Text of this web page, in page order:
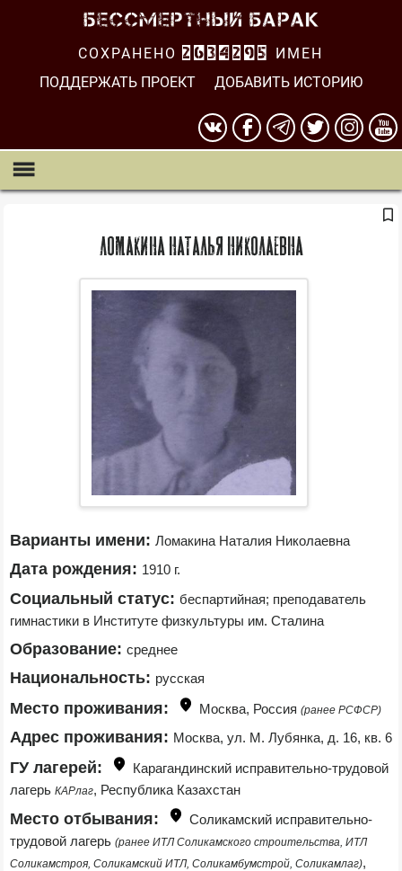
СОХРАНЕНО 2634296
ИМЕН
ПОДДЕРЖАТЬ ПРОЕКТ
ДОБАВИТЬ ИСТОРИЮ
Ломакина Наталья Николаевна
Варианты имени: Ломакина Наталия Николаевна
Дата рождения: 1910 г.
Социальный статус: беспартийная; преподаватель
гимнастики в Институте физкультуры им. Сталина
Образование: среднее
Национальность: русская
Место проживания: Москва, Россия (ранее РСФСР)
Адрес проживания: Москва, ул. М. Лубянка, д. 16, кв. 6
ГУ лагерей:
Карагандинский исправительно-трудовой
лагерь КАРлаг, Республика Казахстан
Место отбывания:
Соликамский исправительно-
трудовой лагерь (ранее ИТЛ Соликамского строительства, ИТЛ
Соликамстроя, Соликамский ИТЛ, Соликамбумстрой, Соликамлаг),